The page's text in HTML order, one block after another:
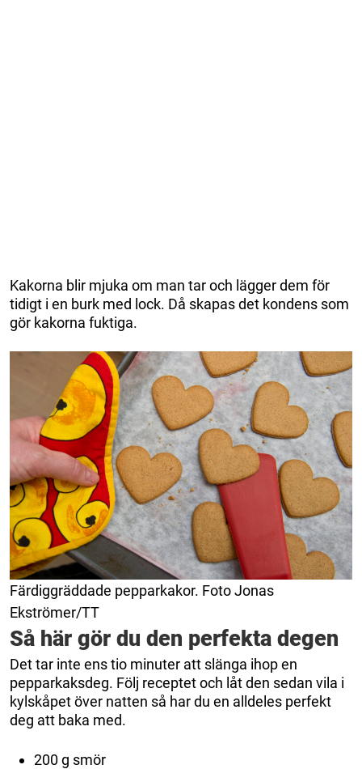
Kakorna blir mjuka om man tar och lägger dem för
tidigt i en burk med lock. Då skapas det kondens som
gör kakorna fuktiga.
Färdiggräddade pepparkakor. Foto Jonas
Ekströmer/TT
Så här gör du den perfekta degen
Det tar inte ens tio minuter att slänga ihop en
pepparkaksdeg. Följ receptet och låt den sedan vila i
kylskåpet över natten så har du en alldeles perfekt
deg att baka med.
200 g smör